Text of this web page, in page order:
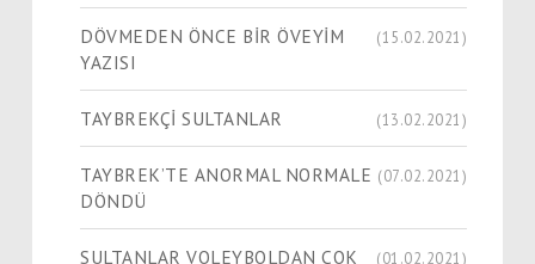
DÖVMEDEN ÖNCE BİR ÖVEYİM
YAZISI
(15.02.2021)
TAYBREKÇİ SULTANLAR (13.02.2021)
TAYBREK’TE ANORMAL NORMALE
DÖNDÜ
(07.02.2021)
SULTANLAR VOLEYBOLDAN ÇOK
(01.02.2021)